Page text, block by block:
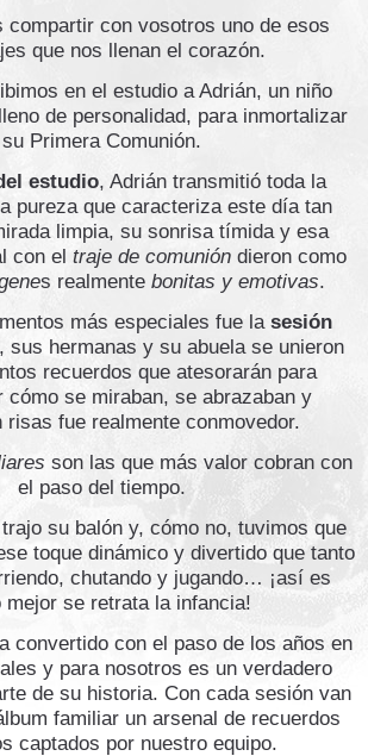
compartir con vosotros uno de esos
que nos llenan el corazón.
en el estudio a Adrián, un niño
de personalidad, para inmortalizar
su Primera Comunión.
estudio, Adrián transmitió toda la
pureza que caracteriza este día tan
limpia, su sonrisa tímida y esa
con el traje de comunión dieron como
s realmente bonitas y emotivas.
más especiales fue la sesión
sus hermanas y su abuela se unieron
recuerdos que atesorarán para
cómo se miraban, se abrazaban y
risas fue realmente conmovedor.
son las que más valor cobran con
el paso del tiempo.
su balón y, cómo no, tuvimos que
toque dinámico y divertido que tanto
chutando y jugando… ¡así es
mejor se retrata la infancia!
convertido con el paso de los años en
y para nosotros es un verdadero
de su historia. Con cada sesión van
familiar un arsenal de recuerdos
captados por nuestro equipo.